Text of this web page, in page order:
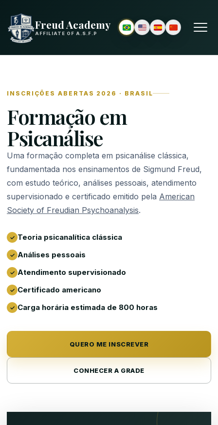
Freud Academy
AFFILIATE OF A.S.F.P
INSCRIÇÕES ABERTAS 2026 · BRASIL
Formação em
Psicanálise
Uma formação completa em psicanálise clássica,
fundamentada nos ensinamentos de Sigmund Freud,
com estudo teórico, análises pessoais, atendimento
supervisionado e certificado emitido pela American
Society of Freudian Psychoanalysis.
Teoria psicanalítica clássica
Análises pessoais
Atendimento supervisionado
Certificado americano
Carga horária estimada de 800 horas
QUERO ME INSCREVER
CONHECER A GRADE